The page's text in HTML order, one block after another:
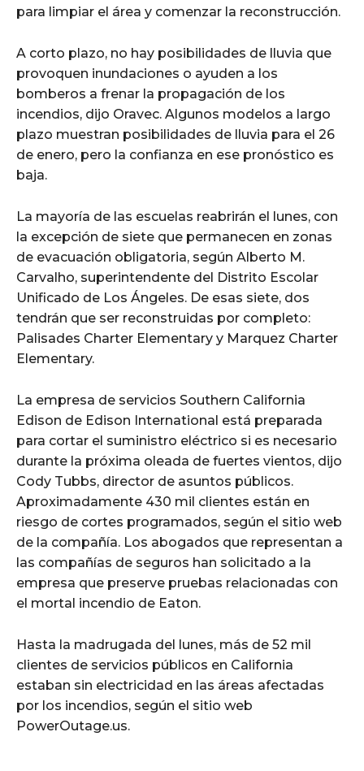
para limpiar el área y comenzar la reconstrucción.
A corto plazo, no hay posibilidades de lluvia que
provoquen inundaciones o ayuden a los
bomberos a frenar la propagación de los
incendios, dijo Oravec. Algunos modelos a largo
plazo muestran posibilidades de lluvia para el 26
de enero, pero la confianza en ese pronóstico es
baja.
La mayoría de las escuelas reabrirán el lunes, con
la excepción de siete que permanecen en zonas
de evacuación obligatoria, según Alberto M.
Carvalho, superintendente del Distrito Escolar
Unificado de Los Ángeles. De esas siete, dos
tendrán que ser reconstruidas por completo:
Palisades Charter Elementary y Marquez Charter
Elementary.
La empresa de servicios Southern California
Edison de Edison International está preparada
para cortar el suministro eléctrico si es necesario
durante la próxima oleada de fuertes vientos, dijo
Cody Tubbs, director de asuntos públicos.
Aproximadamente 430 mil clientes están en
riesgo de cortes programados, según el sitio web
de la compañía. Los abogados que representan a
las compañías de seguros han solicitado a la
empresa que preserve pruebas relacionadas con
el mortal incendio de Eaton.
Hasta la madrugada del lunes, más de 52 mil
clientes de servicios públicos en California
estaban sin electricidad en las áreas afectadas
por los incendios, según el sitio web
PowerOutage.us.